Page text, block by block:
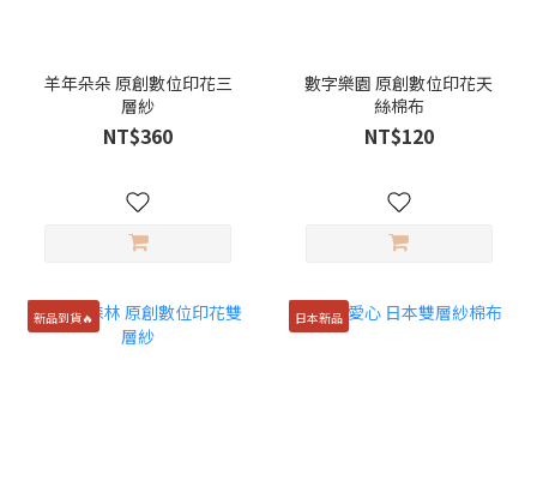
羊年朵朵 原創數位印花三
層紗
NT$360
數字樂園 原創數位印花天
絲棉布
NT$120
新品到貨🔥 日本新品